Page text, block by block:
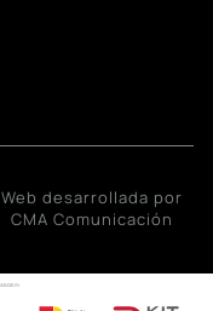
Web desarrollada por
CMA Comunicación